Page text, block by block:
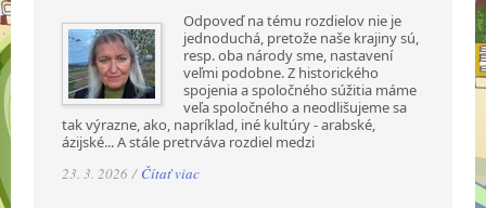
Odpoveď na tému rozdielov nie je
jednoduchá, pretože naše krajiny sú,
resp. oba národy sme, nastavení
veľmi podobne. Z historického
spojenia a spoločného súžitia máme
veľa spoločného a neodlišujeme sa
tak výrazne, ako, napríklad, iné kultúry - arabské,
ázijské... A stále pretrváva rozdiel medzi
23. 3. 2026 / Čítať viac